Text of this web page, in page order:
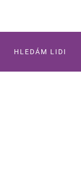
HLEDÁM LIDI